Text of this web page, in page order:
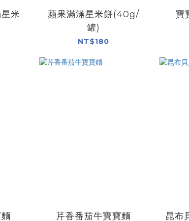
米
蘋果滿滿星米餅(40g/
罐)
NT$180
寶
芹香番茄牛寶寶麵 昆布